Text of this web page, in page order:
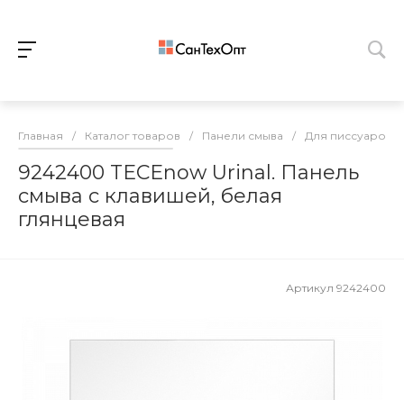
Главная / Каталог товаров / Панели смыва / Для писсуаров
9242400 TECEnow Urinal. Панель
смыва с клавишей, белая
глянцевая
Артикул 9242400